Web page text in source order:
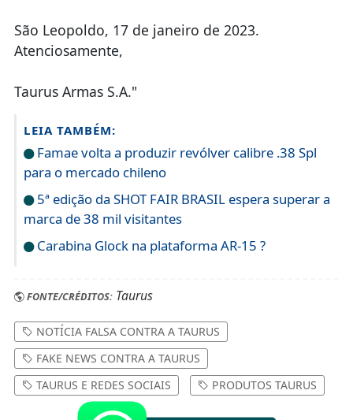
São Leopoldo, 17 de janeiro de 2023.
Atenciosamente,
Taurus Armas S.A."
LEIA TAMBÉM:
Famae volta a produzir revólver calibre .38 Spl
para o mercado chileno
5ª edição da SHOT FAIR BRASIL espera superar a
marca de 38 mil visitantes
Carabina Glock na plataforma AR-15 ?
FONTE/CRÉDITOS:Taurus
NOTÍCIA FALSA CONTRA A TAURUS
FAKE NEWS CONTRA A TAURUS
TAURUS E REDES SOCIAIS
PRODUTOS TAURUS